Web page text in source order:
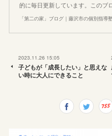
的に毎日更新しています。このブ
「第二の家」ブログ｜藤沢市の個別指導
2023.11.26 15:05
子どもが「成長したい」と思えな
い時に大人にできること